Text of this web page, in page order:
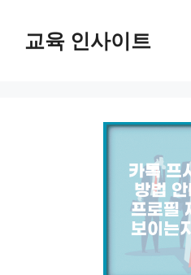
교육 인사이트